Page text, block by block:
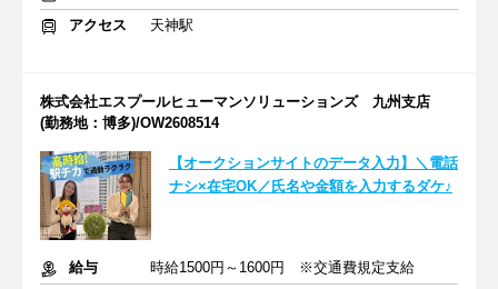
アクセス
天神駅
株式会社エスプールヒューマンソリューションズ 九州支店
(勤務地：博多)/OW2608514
【オークションサイトのデータ入力】＼電話
ナシ×在宅OK／氏名や金額を入力するダケ♪
給与
時給1500円～1600円 ※交通費規定支給